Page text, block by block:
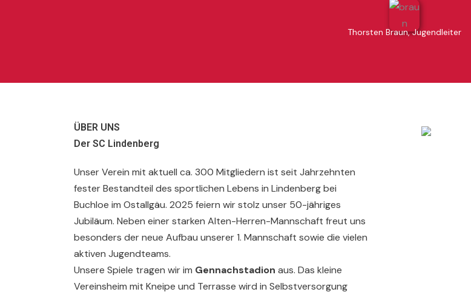
Thorsten Braun, Jugendleiter
ÜBER UNS
Der SC Lindenberg
Unser Verein mit aktuell ca. 300 Mitgliedern ist seit Jahrzehnten
fester Bestandteil des sportlichen Lebens in Lindenberg bei
Buchloe im Ostallgäu. 2025 feiern wir stolz unser 50-jähriges
Jubiläum. Neben einer starken Alten-Herren-Mannschaft freut uns
besonders der neue Aufbau unserer 1. Mannschaft sowie die vielen
aktiven Jugendteams.
Unsere Spiele tragen wir im Gennachstadion aus. Das kleine
Vereinsheim mit Kneipe und Terrasse wird in Selbstversorgung